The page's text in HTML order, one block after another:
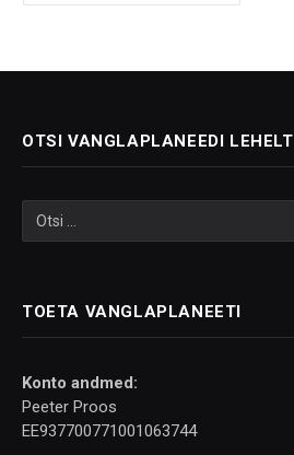
OTSI VANGLAPLANEEDI LEHELT
TOETA VANGLAPLANEETI
Konto andmed:
Peeter Proos
EE937700771001063744